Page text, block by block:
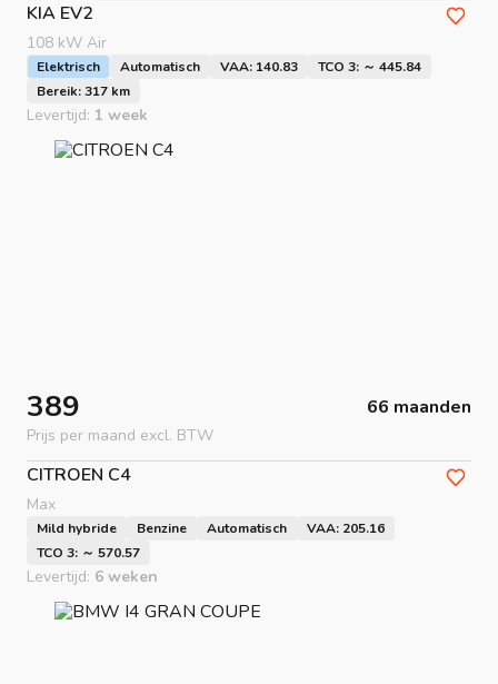
KIA EV2
108 kW Air
Elektrisch Automatisch VAA: 140.83
TCO 3: ～ 445.84
Bereik: 317 km
Levertijd: 1 week
389 66 maanden
Prijs per maand excl. BTW
CITROEN C4
Max
Mild hybride Benzine Automatisch
VAA: 205.16
TCO 3: ～ 570.57
Levertijd: 6 weken